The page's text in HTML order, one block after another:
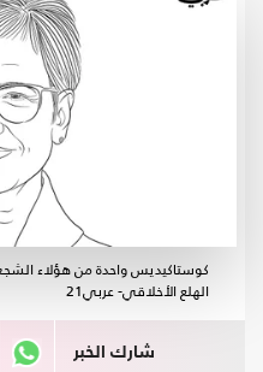
كوستاكيديس واحدة من هؤلاء
الهلع الأخلاقي- عربي21
شارك الخبر